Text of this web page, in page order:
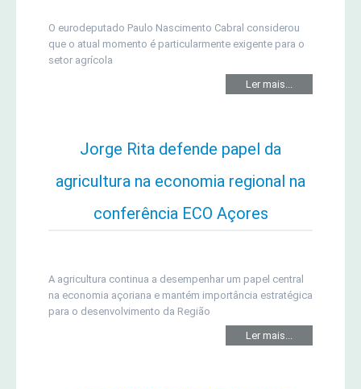
O eurodeputado Paulo Nascimento Cabral considerou
que o atual momento é particularmente exigente para o
setor agrícola
Ler mais...
Jorge Rita defende papel da
agricultura na economia regional na
conferência ECO Açores
A agricultura continua a desempenhar um papel central
na economia açoriana e mantém importância estratégica
para o desenvolvimento da Região
Ler mais...